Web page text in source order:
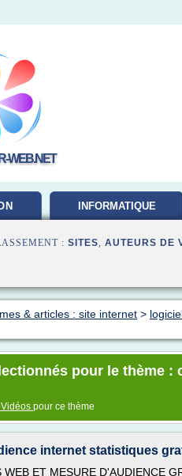
WEB.NET
INFORMATIQUE
: SITES, AUTEURS DE
& articles : site internet >
pour le thème :
pour ce thème
internet statistiques
WEB ET MESURE D'AUDIENCE